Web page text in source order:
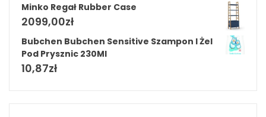
Minko Regał Rubber Case
2099,00zł
Bubchen Bubchen Sensitive Szampon I Żel
Pod Prysznic 230Ml
10,87zł